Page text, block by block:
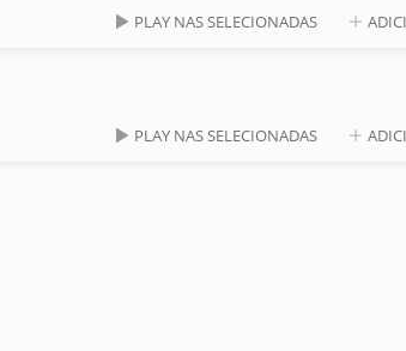
PLAY NAS SELECIONADAS
PLAY NAS SELECIONADAS